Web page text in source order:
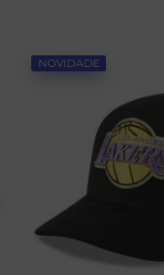
NOVIDADE